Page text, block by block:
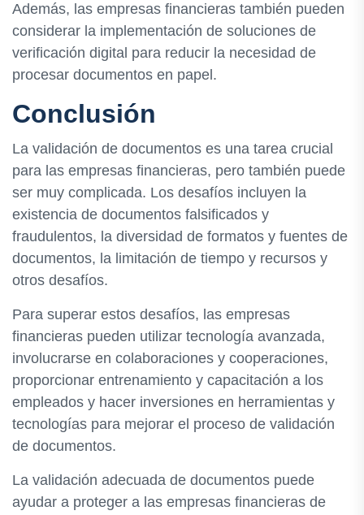
Además, las empresas financieras también pueden
considerar la implementación de soluciones de
verificación digital para reducir la necesidad de
procesar documentos en papel.
Conclusión
La validación de documentos es una tarea crucial
para las empresas financieras, pero también puede
ser muy complicada. Los desafíos incluyen la
existencia de documentos falsificados y
fraudulentos, la diversidad de formatos y fuentes de
documentos, la limitación de tiempo y recursos y
otros desafíos.
Para superar estos desafíos, las empresas
financieras pueden utilizar tecnología avanzada,
involucrarse en colaboraciones y cooperaciones,
proporcionar entrenamiento y capacitación a los
empleados y hacer inversiones en herramientas y
tecnologías para mejorar el proceso de validación
de documentos.
La validación adecuada de documentos puede
ayudar a proteger a las empresas financieras de